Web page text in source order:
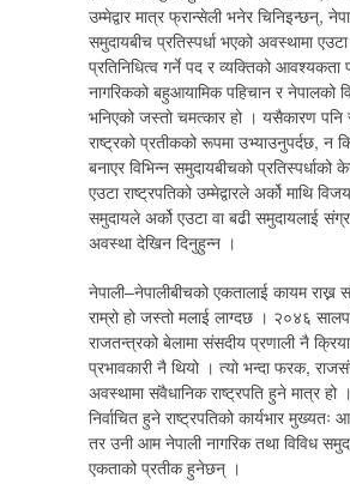
उम्मेद्वार मात्र फ्रान्सेली भनेर चिनिइन्छन्,
समुदायबीच प्रतिस्पर्धा भएको अवस्थामा एउटा
प्रतिनिधित्व गर्ने पद र व्यक्तिको आवश्यकता
नागरिकको बहुआयामिक पहिचान र नेपालको
भनिएको जस्तो चमत्कार हो । यसैकारण पनि
राष्ट्रको प्रतीकको रूपमा उभ्याउनुपर्दछ, न
बनाएर विभिन्न समुदायबीचको प्रतिस्पर्धाको
एउटा राष्ट्रपतिको उम्मेद्वारले अर्को माथि
समुदायले अर्को एउटा वा बढी समुदायलाई
अवस्था देखिन दिनुहुन्न ।
नेपाली–नेपालीबीचको एकतालाई कायम राख्न
राम्रो हो जस्तो मलाई लाग्दछ । २०४६
राजतन्त्रको बेलामा संसदीय प्रणाली नै
प्रभावकारी नै थियो । त्यो भन्दा फरक,
अवस्थामा संवैधानिक राष्ट्रपति हुने मात्र हो
निर्वाचित हुने राष्ट्रपतिको कार्यभार
तर उनी आम नेपाली नागरिक तथा विविध
एकताको प्रतीक हुनेछन् ।